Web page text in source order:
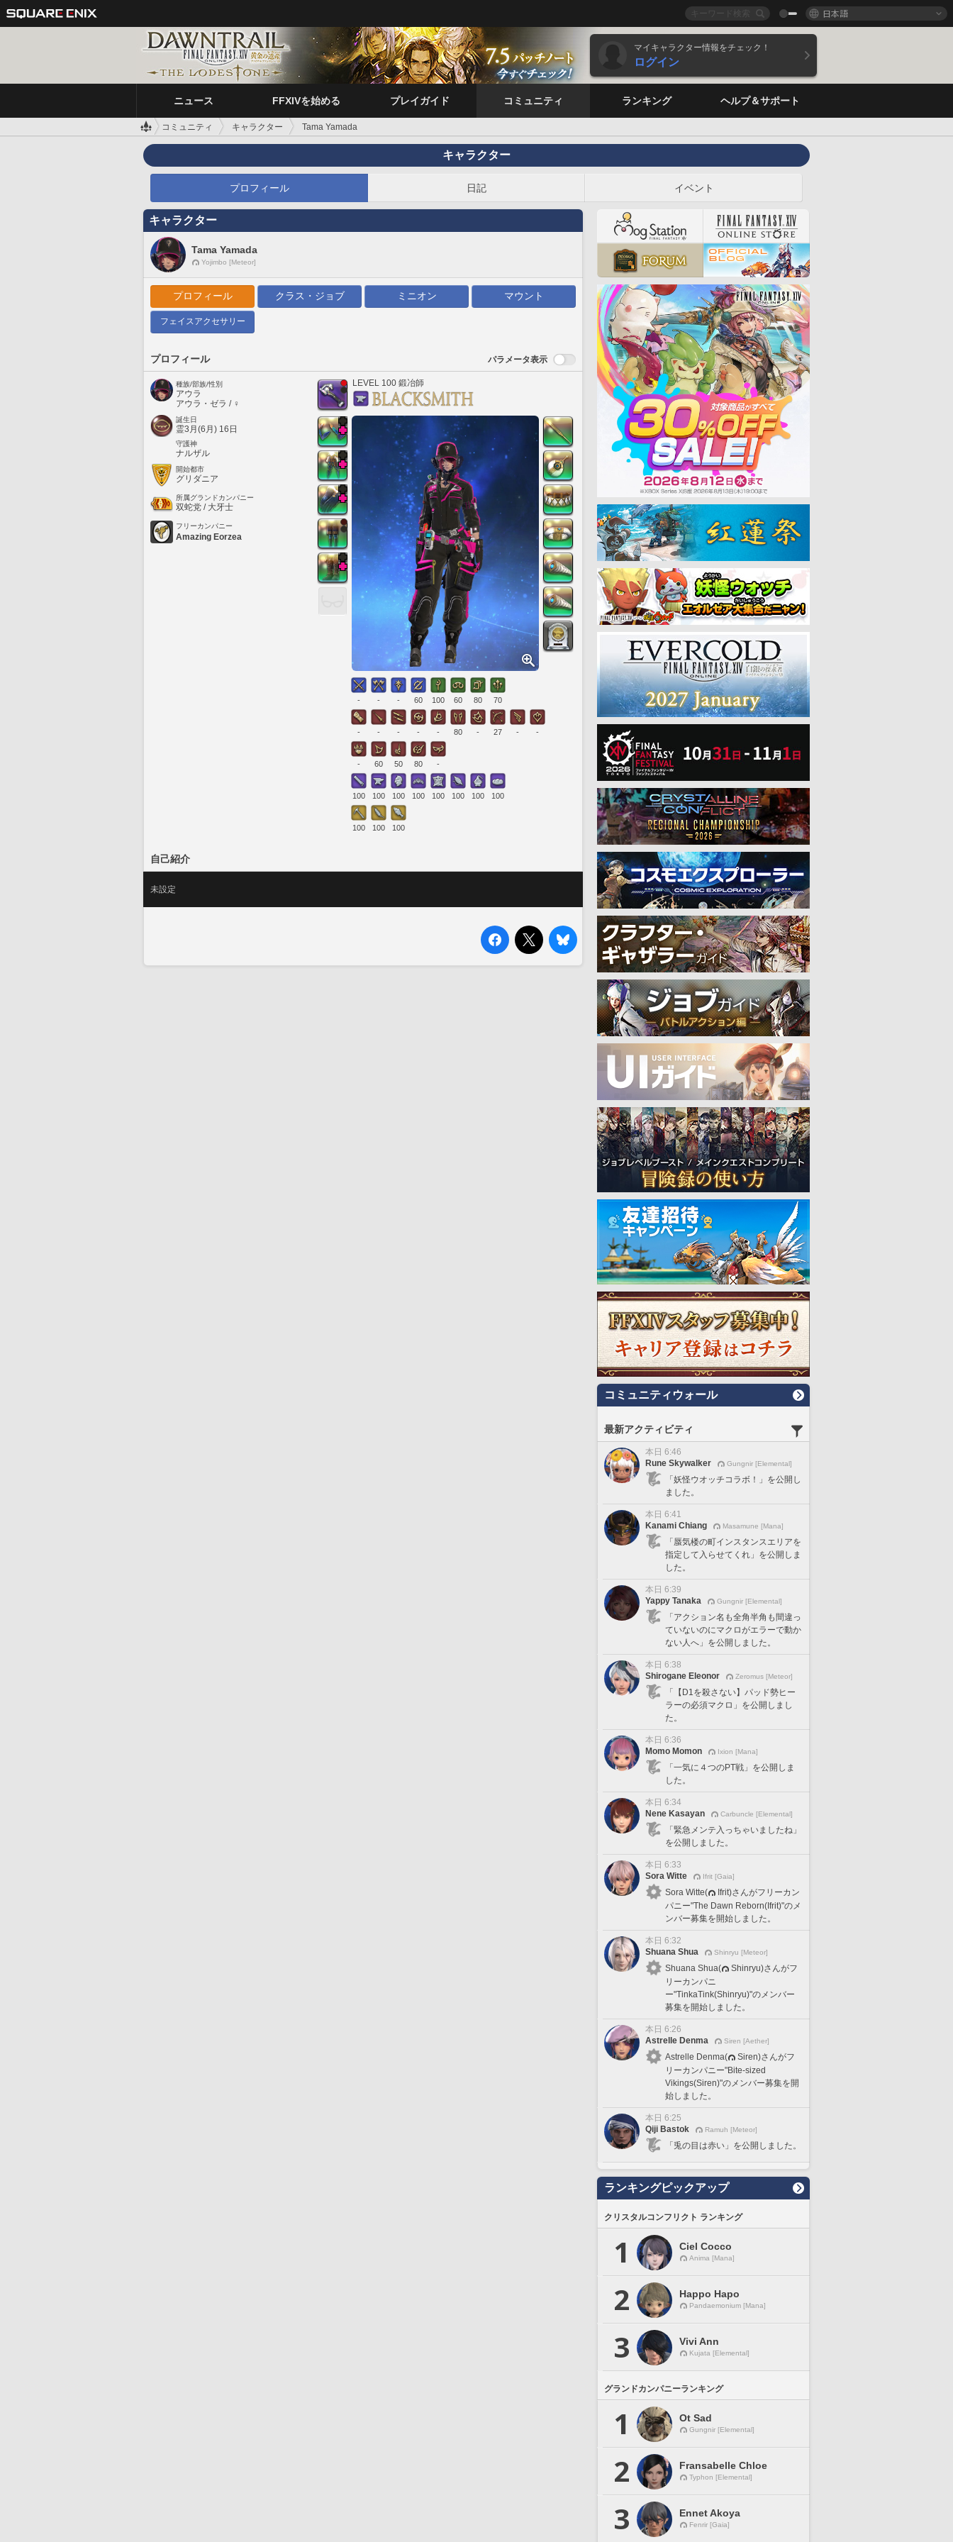
日本語
マイキャラクター情報をチェック！
ログイン
ニュース FFXIVを始める プレイガイド コミュニティ ランキング ヘルプ＆サポート
コミュニティ キャラクター Tama Yamada
キャラクター
プロフィール 日記 イベント
キャラクター
Tama Yamada
Yojimbo [Meteor]
プロフィール クラス・ジョブ ミニオン マウント
フェイスアクセサリー
プロフィール パラメータ表示
種族/部族/性別
アウラ
アウラ・ゼラ / ♀
誕生日
霊3月(6月) 16日
守護神
ナルザル
開始都市
グリダニア
所属グランドカンパニー
双蛇党 / 大牙士
フリーカンパニー
Amazing Eorzea
LEVEL 100 鍛冶師
- - - 60 100 60 80 70
- - - - - 80 - 27 - -
- 60 50 80 -
100 100 100 100 100 100 100 100
100 100 100
自己紹介
未設定
コミュニティウォール
最新アクティビティ
本日 6:46
Rune Skywalker
Gungnir [Elemental]
「妖怪ウオッチコラボ！」を公開し
ました。
本日 6:41
Kanami Chiang
Masamune [Mana]
「蜃気楼の町インスタンスエリアを
指定して入らせてくれ」を公開しま
した。
本日 6:39
Yappy Tanaka
Gungnir [Elemental]
「アクション名も全角半角も間違っ
ていないのにマクロがエラーで動か
ない人へ」を公開しました。
本日 6:38
Shirogane Eleonor
Zeromus [Meteor]
「【D1を殺さない】パッド勢ヒー
ラーの必須マクロ」を公開しまし
た。
本日 6:36
Momo Momon
Ixion [Mana]
「一気に４つのPT戦」を公開しま
した。
本日 6:34
Nene Kasayan
Carbuncle [Elemental]
「緊急メンテ入っちゃいましたね」
を公開しました。
本日 6:33
Sora Witte
Ifrit [Gaia]
Sora Witte(
Ifrit)さんがフリーカン
パニー"The Dawn Reborn(Ifrit)"のメ
ンバー募集を開始しました。
本日 6:32
Shuana Shua
Shinryu [Meteor]
Shuana Shua(
Shinryu)さんがフ
リーカンパニ
ー"TinkaTink(Shinryu)"のメンバー
募集を開始しました。
本日 6:26
Astrelle Denma
Siren [Aether]
Astrelle Denma(
Siren)さんがフ
リーカンパニー"Bite-sized
Vikings(Siren)"のメンバー募集を開
始しました。
本日 6:25
Qiji Bastok
Ramuh [Meteor]
「兎の目は赤い」を公開しました。
ランキングピックアップ
クリスタルコンフリクト ランキング
1 Ciel Cocco
Anima [Mana]
2 Happo Hapo
Pandaemonium [Mana]
3 Vivi Ann
Kujata [Elemental]
グランドカンパニーランキング
1 Ot Sad
Gungnir [Elemental]
2 Fransabelle Chloe
Typhon [Elemental]
3 Ennet Akoya
Fenrir [Gaia]